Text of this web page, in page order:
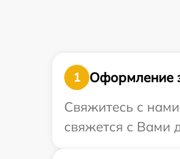
1
Оформление
Свяжитесь с
свяжется с Вами